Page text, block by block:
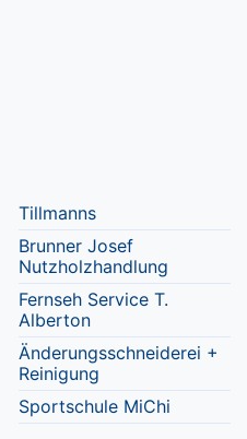
Tillmanns
Brunner Josef
Nutzholzhandlung
Fernseh Service T.
Alberton
Änderungsschneiderei +
Reinigung
Sportschule MiChi